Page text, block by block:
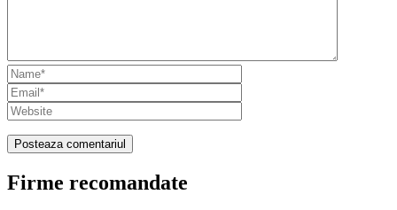
Firme recomandate